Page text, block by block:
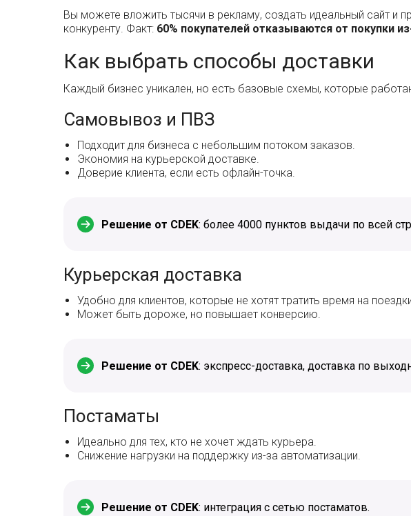
Вы можете вложить тысячи в рекламу, создать идеальный сайт и
конкуренту. Факт: 60% покупателей отказываются от покупки
Как выбрать способы доставки
Каждый бизнес уникален, но есть базовые схемы, которые
Самовывоз и ПВЗ
Подходит для бизнеса с небольшим потоком заказов.
Экономия на курьерской доставке.
Доверие клиента, если есть офлайн-точка.
Решение от CDEK: более 4000 пунктов выдачи по всей
Курьерская доставка
Удобно для клиентов, которые не хотят тратить время на
Может быть дороже, но повышает конверсию.
Решение от CDEK: экспресс-доставка, доставка по
Постаматы
Идеально для тех, кто не хочет ждать курьера.
Снижение нагрузки на поддержку из-за автоматизации.
Решение от CDEK: интеграция с сетью постаматов.